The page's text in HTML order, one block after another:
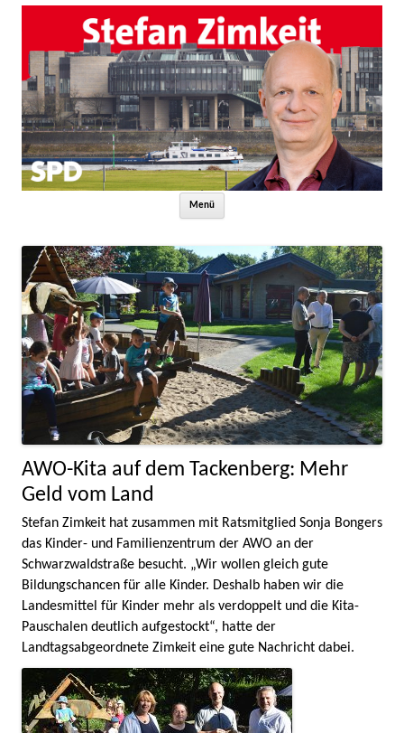
Menü
AWO-Kita auf dem Tackenberg: Mehr
Geld vom Land
Stefan Zimkeit hat zusammen mit Ratsmitglied Sonja Bongers
das Kinder- und Familienzentrum der AWO an der
Schwarzwaldstraße besucht. „Wir wollen gleich gute
Bildungschancen für alle Kinder. Deshalb haben wir die
Landesmittel für Kinder mehr als verdoppelt und die Kita-
Pauschalen deutlich aufgestockt“, hatte der
Landtagsabgeordnete Zimkeit eine gute Nachricht dabei.